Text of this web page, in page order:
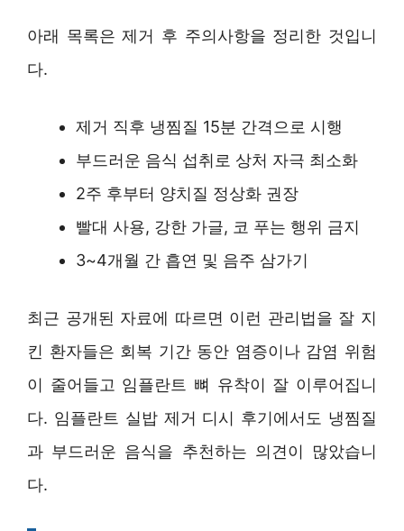
아래 목록은 제거 후 주의사항을 정리한 것입니
다.
제거 직후 냉찜질 15분 간격으로 시행
부드러운 음식 섭취로 상처 자극 최소화
2주 후부터 양치질 정상화 권장
빨대 사용, 강한 가글, 코 푸는 행위 금지
3~4개월 간 흡연 및 음주 삼가기
최근 공개된 자료에 따르면 이런 관리법을 잘 지
킨 환자들은 회복 기간 동안 염증이나 감염 위험
이 줄어들고 임플란트 뼈 유착이 잘 이루어집니
다. 임플란트 실밥 제거 디시 후기에서도 냉찜질
과 부드러운 음식을 추천하는 의견이 많았습니
다.